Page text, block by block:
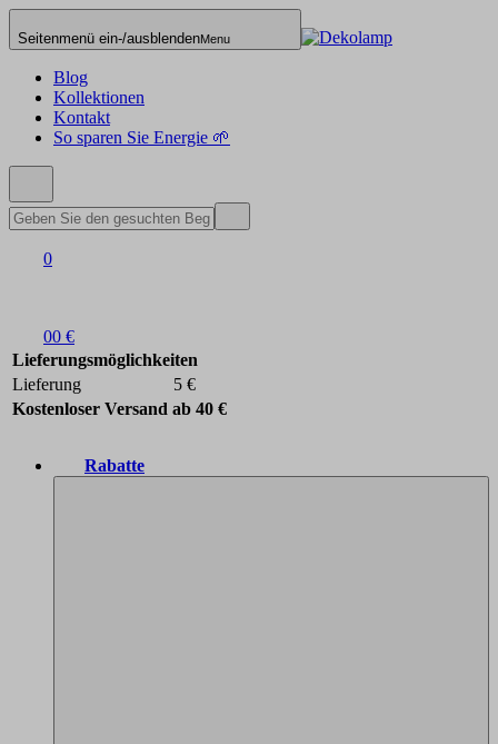
Seitenmenü ein-/ausblendenMenu
Blog
Kollektionen
Kontakt
So sparen Sie Energie 🌱
0
00 €
Lieferungsmöglichkeiten
Lieferung
5 €
Kostenloser Versand ab 40 €
Rabatte